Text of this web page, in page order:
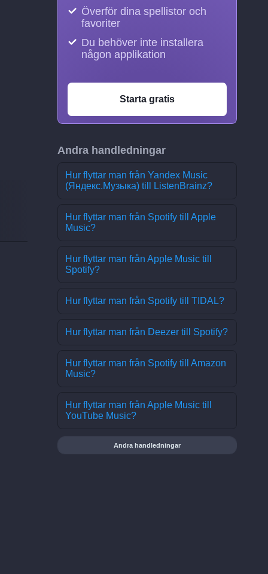
Överför dina spellistor och
favoriter
Du behöver inte installera
någon applikation
Starta gratis
Andra handledningar
Hur flyttar man från Yandex Music
(Яндекс.Музыка) till ListenBrainz?
Hur flyttar man från Spotify till Apple
Music?
Hur flyttar man från Apple Music till
Spotify?
Hur flyttar man från Spotify till TIDAL?
Hur flyttar man från Deezer till Spotify?
Hur flyttar man från Spotify till Amazon
Music?
Hur flyttar man från Apple Music till
YouTube Music?
Andra handledningar